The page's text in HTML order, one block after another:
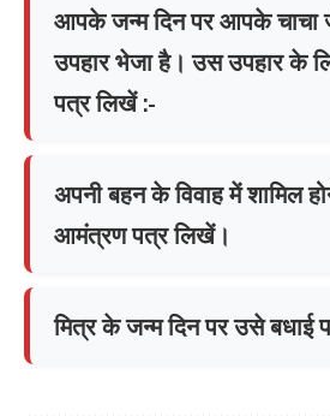
आपके जन्म दिन पर आपके चाचा
उपहार भेजा है। उस उपहार के
पत्र लिखें :-
अपनी बहन के विवाह में शामिल
आमंत्रण पत्र लिखें।
मित्र के जन्म दिन पर उसे बधाई